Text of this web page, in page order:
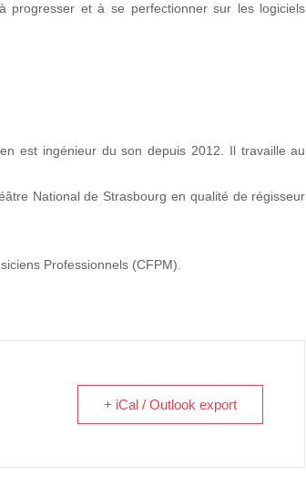
progresser et à se perfectionner sur les logiciels
est ingénieur du son depuis 2012. Il travaille au
National de Strasbourg en qualité de régisseur
Professionnels (CFPM).
+ iCal / Outlook export